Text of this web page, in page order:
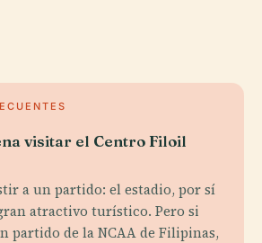
visitar el Centro Filoil
a un partido: el estadio, por sí
atractivo turístico. Pero si
partido de la NCAA de Filipinas,